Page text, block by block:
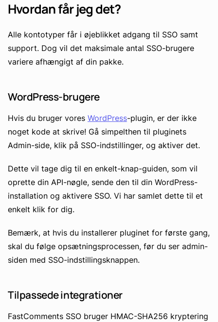
Hvordan får jeg det?
Alle kontotyper får i øjeblikket adgang til SSO samt
support. Dog vil det maksimale antal SSO-brugere
variere afhængigt af din pakke.
WordPress-brugere
Hvis du bruger vores WordPress-plugin, er der ikke
noget kode at skrive! Gå simpelthen til pluginets
Admin-side, klik på SSO-indstillinger, og aktiver det.
Dette vil tage dig til en enkelt-knap-guiden, som vil
oprette din API-nøgle, sende den til din WordPress-
installation og aktivere SSO. Vi har samlet dette til et
enkelt klik for dig.
Bemærk, at hvis du installerer pluginet for første gang,
skal du følge opsætningsprocessen, før du ser admin-
siden med SSO-indstillingsknappen.
Tilpassede integrationer
FastComments SSO bruger HMAC-SHA256 kryptering